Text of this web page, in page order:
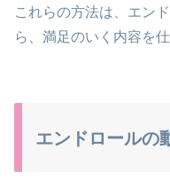
これらの方法は、エン
ら、満足のいく内容を
エンドロールの